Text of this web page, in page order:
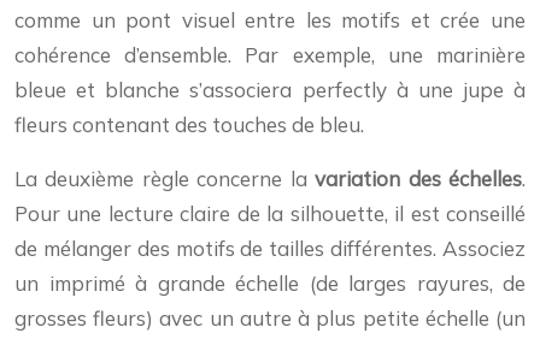
comme un pont visuel entre les motifs et crée une
cohérence d’ensemble. Par exemple, une marinière
bleue et blanche s’associera perfectly à une jupe à
fleurs contenant des touches de bleu.
La deuxième règle concerne lavariation des échelles.
Pour une lecture claire de la silhouette, il est conseillé
de mélanger des motifs de tailles différentes. Associez
un imprimé à grande échelle (de larges rayures, de
grosses fleurs) avec un autre à plus petite échelle (un